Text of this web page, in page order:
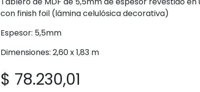
con finish foil (lámina celulósica decorativa)
Espesor: 5,5mm
Dimensiones: 2,60 x 1,83 m
$ 78.230,01